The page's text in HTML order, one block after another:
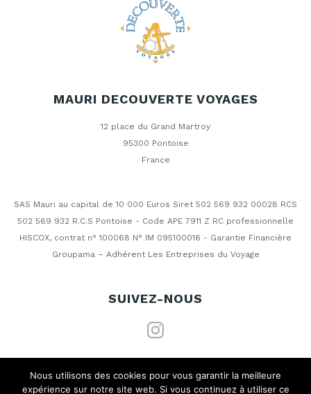
MAURI DECOUVERTE VOYAGES
12 place du Grand Martroy
95300 Pontoise
France
SAS Mauri au capital de 10 000 Euros Siret 502 569 932 00028 RCS
502 569 932 R.C.S Pontoise - Code APE 7911 Z RC professionnelle
HISCOX, contrat n° 100068 N° IM 095100016 - Garantie Financière
Groupama – Adhérent Les Entreprises du Voyage
SUIVEZ-NOUS
Politique de confidentialité
Nous utilisons des cookies pour vous garantir la meilleure
expérience sur notre site web. Si vous continuez à utiliser ce